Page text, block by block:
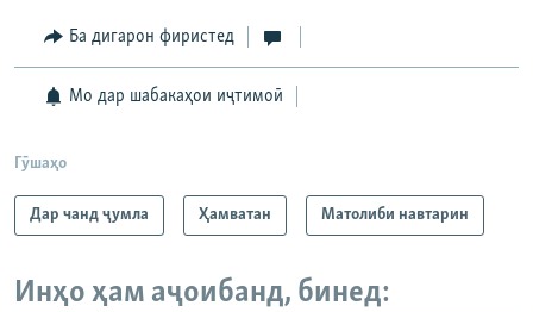
Auto 240p 360p 480p
Ба дигарон фиристед
Мо дар шабакаҳои иҷтимоӣ
Гӯшаҳо
Дар чанд ҷумла Ҳамватан Матолиби навтарин
Инҳо ҳам аҷоибанд, бинед: